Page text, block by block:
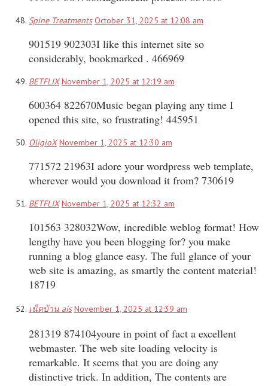
Spine Treatments October 31, 2025 at 12:08 am
901519 902303I like this internet site so
considerably, bookmarked . 466969
BETFLIX November 1, 2025 at 12:19 am
600364 822670Music began playing any time I
opened this site, so frustrating! 445951
OligioX November 1, 2025 at 12:30 am
771572 21963I adore your wordpress web template,
wherever would you download it from? 730619
BETFLIX November 1, 2025 at 12:32 am
101563 328032Wow, incredible weblog format! How
lengthy have you been blogging for? you make
running a blog glance easy. The full glance of your
web site is amazing, as smartly the content material!
18719
เน็ตบ้าน ais November 1, 2025 at 12:39 am
281319 874104youre in point of fact a excellent
webmaster. The web site loading velocity is
remarkable. It seems that you are doing any
distinctive trick. In addition, The contents are